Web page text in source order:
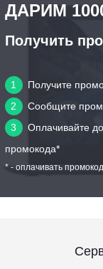
ДАРИМ
Получить
1
Получите
2
Сообщите
3
Оплачивайте
промокода*
* - оплачивать